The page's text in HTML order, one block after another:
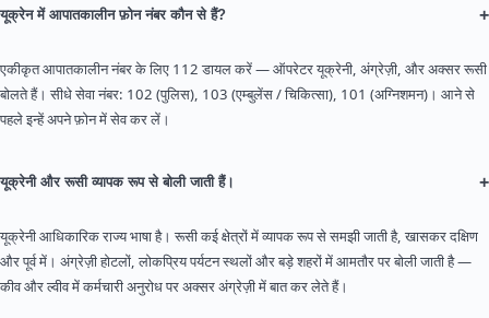
यूक्रेन में आपातकालीन फ़ोन नंबर कौन से हैं? +
एकीकृत आपातकालीन नंबर के लिए 112 डायल करें — ऑपरेटर यूक्रेनी, अंग्रेज़ी, और अक्सर रूसी
बोलते हैं। सीधे सेवा नंबर: 102 (पुलिस), 103 (एम्बुलेंस / चिकित्सा), 101 (अग्निशमन)। आने से
पहले इन्हें अपने फ़ोन में सेव कर लें।
यूक्रेनी और रूसी व्यापक रूप से बोली जाती हैं। +
यूक्रेनी आधिकारिक राज्य भाषा है। रूसी कई क्षेत्रों में व्यापक रूप से समझी जाती है, खासकर दक्षिण
और पूर्व में। अंग्रेज़ी होटलों, लोकप्रिय पर्यटन स्थलों और बड़े शहरों में आमतौर पर बोली जाती है —
कीव और ल्वीव में कर्मचारी अनुरोध पर अक्सर अंग्रेज़ी में बात कर लेते हैं।